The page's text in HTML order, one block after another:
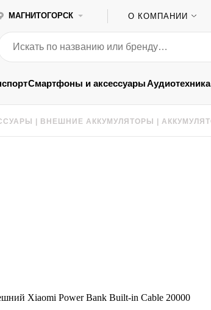
МАГНИТОГОРСК О КОМПАНИИ
Смартфоны и аксессуарыАудиотехника
ВНЕШНИЕ АККУМУЛЯТОРЫ |